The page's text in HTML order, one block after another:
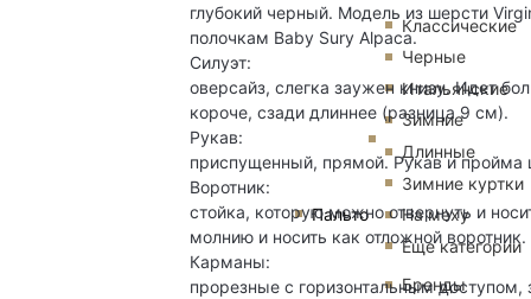
Пальто
Классические
Черные
Итальянские
Зимние
Длинные
Зимние куртки
На меху
Еще категории
Бренды
глубокий черный. Модель из шерсти
полочкам Baby Sury Alpaca.
Силуэт:
оверсайз, слегка заужен книзу. Идет
короче, сзади длиннее (разница 9 см).
Рукав:
приспущенный, прямой. Рукав и
Воротник:
стойка, которую можно отвернуть и
молнию и носить как отложной воротник.
Карманы:
прорезные с горизонтальным доступом,